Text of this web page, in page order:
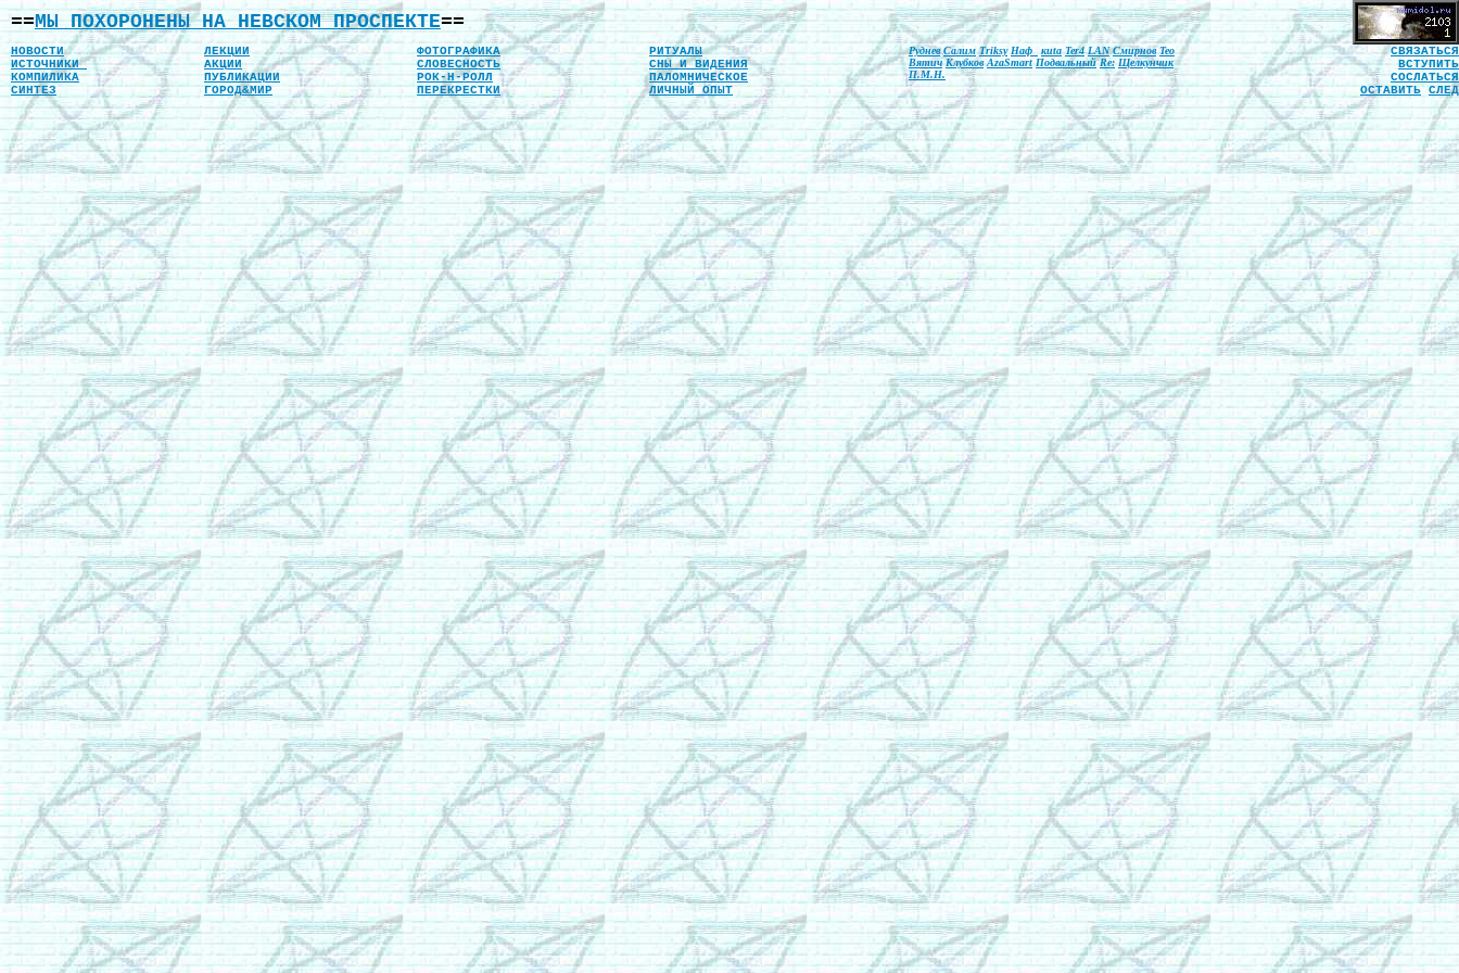
==МЫ ПОХОРОНЕНЫ НА НЕВСКОМ ПРОСПЕКТЕ==
НОВОСТИ ЛЕКЦИИ ФОТОГРАФИКА РИТУАЛЫ Руднев Салим Triksy Наф_ киtа Ter4 LAN Смирнов Teo
Вятич Клубков AzaSmart Подвальный Re: Щелкунчик
П.М.Н.
СВЯЗАТЬСЯ
ИСТОЧНИКИ
АКЦИИ СЛОВЕСНОСТЬ СНЫ И ВИДЕНИЯ
ВСТУПИТЬ
КОМПИЛИКА
ПУБЛИКАЦИИ РОК-Н-РОЛЛ ПАЛОМНИЧЕСКОЕ
СОСЛАТЬСЯ
CИНТЕЗ
ГОРОД&МИР ПЕРЕКРЕСТКИ ЛИЧНЫЙ_ОПЫТ ОСТАВИТЬ СЛЕД